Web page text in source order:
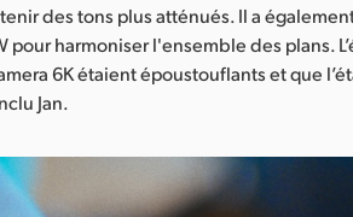
des tons plus atténués. Il a
pour harmoniser l'ensemble des plans.
6K étaient époustouflants et que
Jan.